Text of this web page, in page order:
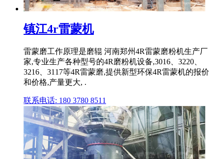
镇江4r雷蒙机
雷蒙磨工作原理是磨辊 河南郑州4R雷蒙磨粉机生产厂
家,专业生产各种型号的4R磨粉机设备,3016、3220、
3216、3117等4R雷蒙磨,提供新型环保4R雷蒙机的报价
和价格,产量更大, .
联系电话: 180 3780 8511